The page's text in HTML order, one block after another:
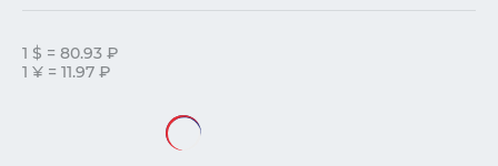
1 $ = 80.93 ₽
1 ¥ = 11.97 ₽